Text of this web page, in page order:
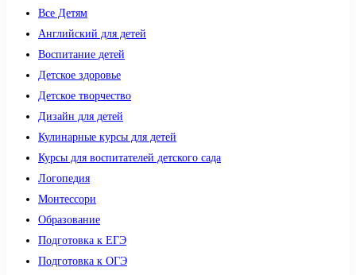
Все Детям
Английский для детей
Воспитание детей
Детское здоровье
Детское творчество
Дизайн для детей
Кулинарные курсы для детей
Курсы для воспитателей детского сада
Логопедия
Монтессори
Образование
Подготовка к ЕГЭ
Подготовка к ОГЭ